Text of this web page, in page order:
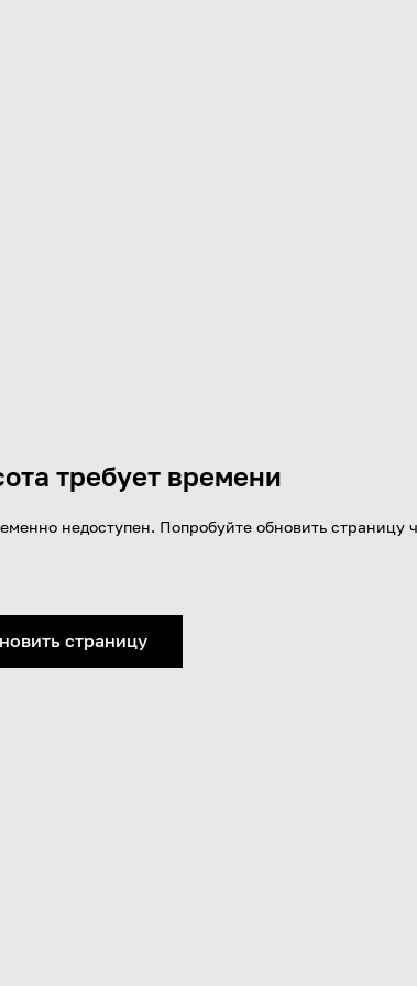
требует времени
недоступен. Попробуйте обновить страницу
страницу